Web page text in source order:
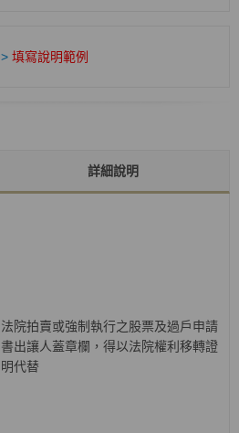
> 填寫說明範例
詳細說明
法院拍賣或強制執行之股票及過戶申請
書出讓人蓋章欄，得以法院權利移轉證
明代替